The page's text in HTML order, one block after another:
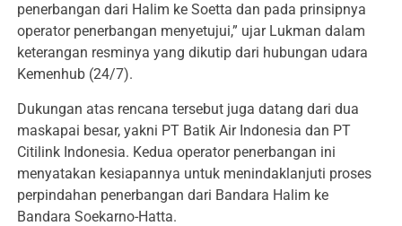
penerbangan dari Halim ke Soetta dan pada prinsipnya
operator penerbangan menyetujui,” ujar Lukman dalam
keterangan resminya yang dikutip dari hubungan udara
Kemenhub (24/7).
Dukungan atas rencana tersebut juga datang dari dua
maskapai besar, yakni PT Batik Air Indonesia dan PT
Citilink Indonesia. Kedua operator penerbangan ini
menyatakan kesiapannya untuk menindaklanjuti proses
perpindahan penerbangan dari Bandara Halim ke
Bandara Soekarno-Hatta.